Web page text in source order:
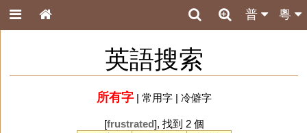
粵
普
英語搜索
所有字| 常用字| 冷僻字
[frustrated], 找到 2 個